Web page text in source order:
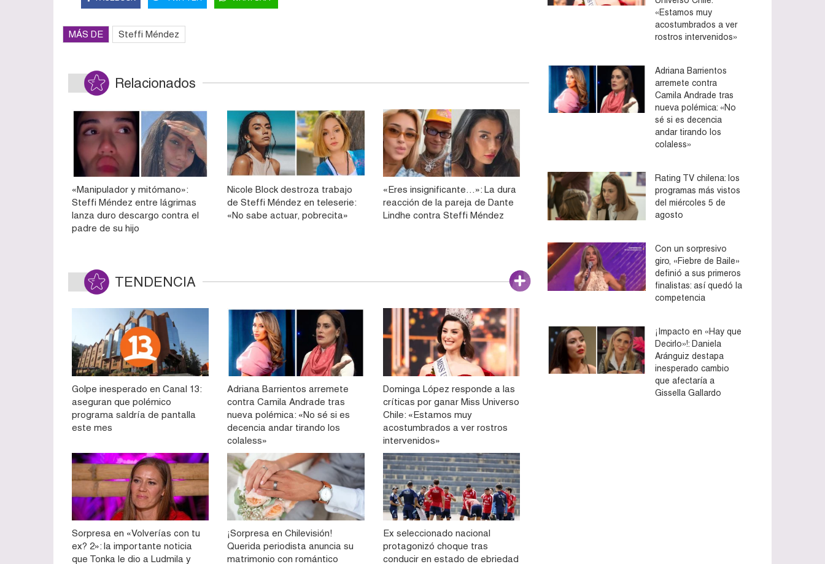
MÁS DE Steffi Méndez
Relacionados
«Manipulador y mitómano»:
Steffi Méndez entre lágrimas
lanza duro descargo contra el
padre de su hijo
Nicole Block destroza trabajo
de Steffi Méndez en teleserie:
«No sabe actuar, pobrecita»
«Eres insignificante…»: La dura
reacción de la pareja de Dante
Lindhe contra Steffi Méndez
TENDENCIA
Golpe inesperado en Canal 13:
aseguran que polémico
programa saldría de pantalla
este mes
Adriana Barrientos arremete
contra Camila Andrade tras
nueva polémica: «No sé si es
decencia andar tirando los
colaless»
Dominga López responde a las
críticas por ganar Miss Universo
Chile: «Estamos muy
acostumbrados a ver rostros
intervenidos»
Sorpresa en «Volverías con tu
ex? 2»: la importante noticia
que Tonka le dio a Ludmila y
¡Sorpresa en Chilevisión!
Querida periodista anuncia su
matrimonio con romántico
Ex seleccionado nacional
protagonizó choque tras
conducir en estado de ebriedad
«Estamos muy
acostumbrados a ver
rostros intervenidos»
Adriana Barrientos
arremete contra
Camila Andrade tras
nueva polémica: «No
sé si es decencia
andar tirando los
colaless»
Rating TV chilena: los
programas más vistos
del miércoles 5 de
agosto
Con un sorpresivo
giro, «Fiebre de Baile»
definió a sus primeros
finalistas: así quedó la
competencia
¡Impacto en «Hay que
Decirlo»!: Daniela
Aránguiz destapa
inesperado cambio
que afectaría a
Gissella Gallardo